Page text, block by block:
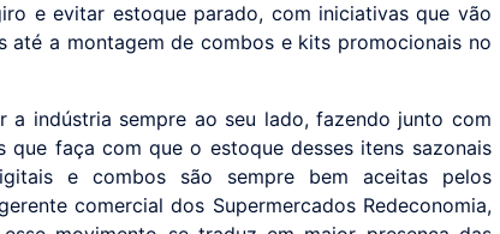
e evitar estoque parado, com iniciativas que vão
até a montagem de combos e kits promocionais no
a indústria sempre ao seu lado, fazendo junto com
que faça com que o estoque desses itens sazonais
e combos são sempre bem aceitas pelos
comercial dos Supermercados Redeconomia,